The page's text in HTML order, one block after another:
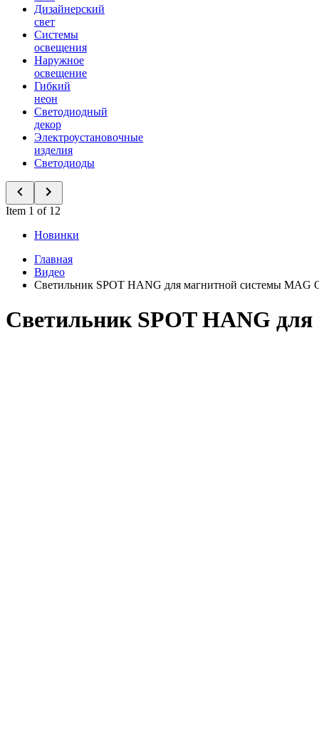
Дизайнерский
свет
Системы
освещения
Наружное
освещение
Гибкий
неон
Светодиодный
декор
Электроустановочные
изделия
Светодиоды
Item 1 of 12
Новинки
Главная
Видео
Светильник SPOT HANG для магнитной системы MAG
Светильник SPOT HANG